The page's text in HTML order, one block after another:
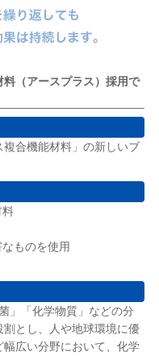
（アースプラス）採用で
合機能材料」の新しいブ
料
なものを使用
」「化学物質」などの分
とし、人や地球環境に優
広い分野において、化学